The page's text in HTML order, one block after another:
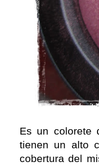
Es un colorete
tienen un alto
cobertura del